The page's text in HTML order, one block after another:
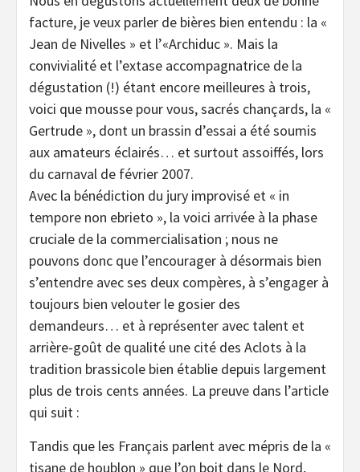
facture, je veux parler de bières bien entendu : la «
Jean de Nivelles » et l’«Archiduc ». Mais la
convivialité et l’extase accompagnatrice de la
dégustation (!) étant encore meilleures à trois,
voici que mousse pour vous, sacrés chançards, la «
Gertrude », dont un brassin d’essai a été soumis
aux amateurs éclairés… et surtout assoiffés, lors
du carnaval de février 2007.
Avec la bénédiction du jury improvisé et « in
tempore non ebrieto », la voici arrivée à la phase
cruciale de la commercialisation ; nous ne
pouvons donc que l’encourager à désormais bien
s’entendre avec ses deux compères, à s’engager à
toujours bien velouter le gosier des
demandeurs… et à représenter avec talent et
arrière-goût de qualité une cité des Aclots à la
tradition brassicole bien établie depuis largement
plus de trois cents années. La preuve dans l’article
qui suit :
Tandis que les Français parlent avec mépris de la «
tisane de houblon » que l’on boit dans le Nord,